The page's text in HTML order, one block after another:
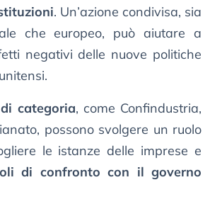
. Un’azione condivisa, sia
che europeo, può aiutare a
negativi delle nuove politiche
categoria, come Confindustria,
possono svolgere un ruolo
le istanze delle imprese e
di confronto con il governo